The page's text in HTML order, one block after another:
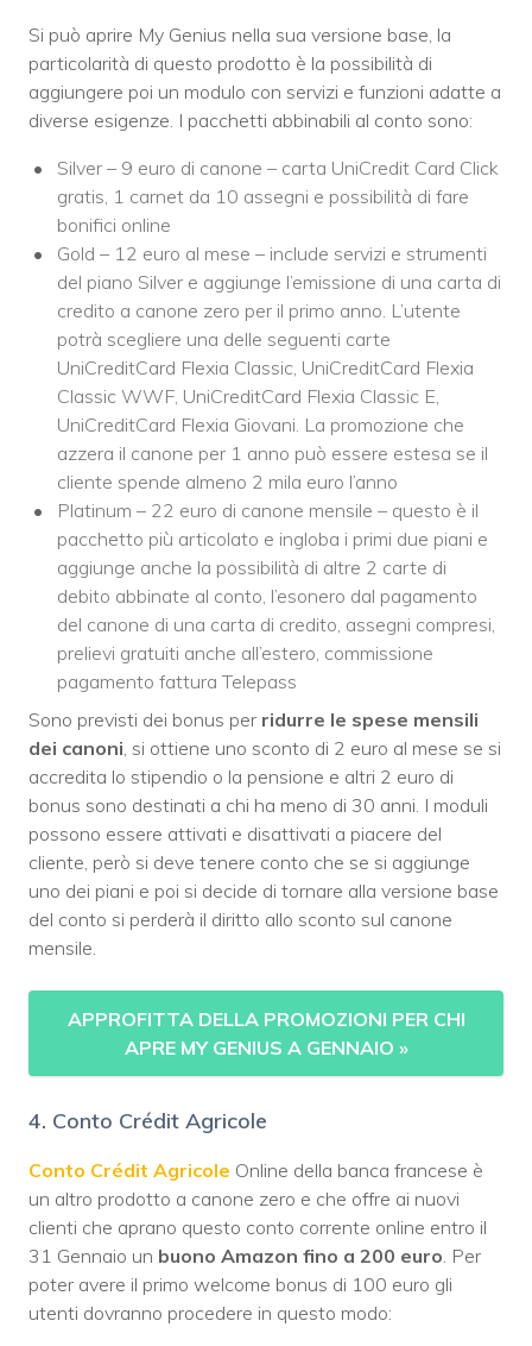
Si può aprire My Genius nella sua versione base, la
particolarità di questo prodotto è la possibilità di
aggiungere poi un modulo con servizi e funzioni adatte a
diverse esigenze. I pacchetti abbinabili al conto sono:
Silver – 9 euro di canone – carta UniCredit Card Click
gratis, 1 carnet da 10 assegni e possibilità di fare
bonifici online
Gold – 12 euro al mese – include servizi e strumenti
del piano Silver e aggiunge l’emissione di una carta di
credito a canone zero per il primo anno. L’utente
potrà scegliere una delle seguenti carte
UniCreditCard Flexia Classic, UniCreditCard Flexia
Classic WWF, UniCreditCard Flexia Classic E,
UniCreditCard Flexia Giovani. La promozione che
azzera il canone per 1 anno può essere estesa se il
cliente spende almeno 2 mila euro l’anno
Platinum – 22 euro di canone mensile – questo è il
pacchetto più articolato e ingloba i primi due piani e
aggiunge anche la possibilità di altre 2 carte di
debito abbinate al conto, l’esonero dal pagamento
del canone di una carta di credito, assegni compresi,
prelievi gratuiti anche all’estero, commissione
pagamento fattura Telepass
Sono previsti dei bonus per ridurre le spese mensili
dei canoni , si ottiene uno sconto di 2 euro al mese se si
accredita lo stipendio o la pensione e altri 2 euro di
bonus sono destinati a chi ha meno di 30 anni. I moduli
possono essere attivati e disattivati a piacere del
cliente, però si deve tenere conto che se si aggiunge
uno dei piani e poi si decide di tornare alla versione base
del conto si perderà il diritto allo sconto sul canone
mensile.
APPROFITTA DELLA PROMOZIONI PER CHI
APRE MY GENIUS A GENNAIO »
4. Conto Crédit Agricole
Conto Crédit Agricole Online della banca francese è
un altro prodotto a canone zero e che offre ai nuovi
clienti che aprano questo conto corrente online entro il
31 Gennaio un buono Amazon fino a 200 euro . Per
poter avere il primo welcome bonus di 100 euro gli
utenti dovranno procedere in questo modo: